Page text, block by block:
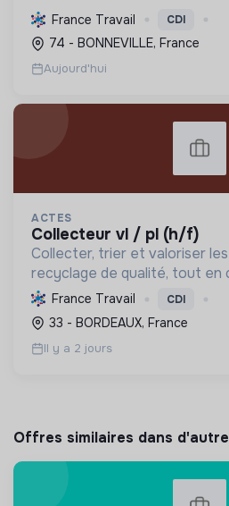
l'environnement et de
écologique, le tout dans le
France Travail CDI
74 - BONNEVILLE, France
Aujourd'hui
ACTES
collecteur vl / pl (h/f)
Collecter, trier et valoriser
recyclage de qualité, tout en
solidaires pour personnes
sensibilisant à l'économie
France Travail CDI
33 - BORDEAUX, France
Il y a 2 jours
Offres similaires dans